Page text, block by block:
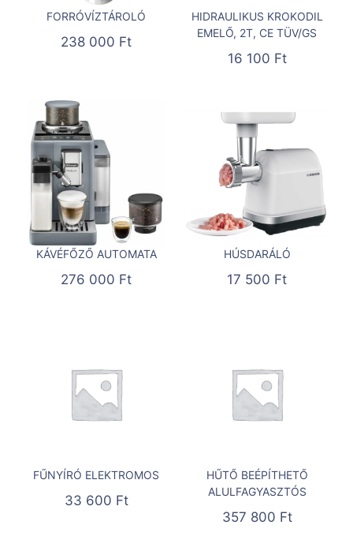
FORRÓVÍZTÁROLÓ
238 000 Ft
HIDRAULIKUS KROKODIL
EMELŐ, 2T, CE TÜV/GS
16 100 Ft
KÁVÉFŐZŐ AUTOMATA
276 000 Ft
HÚSDARÁLÓ
17 500 Ft
FŰNYÍRÓ ELEKTROMOS
33 600 Ft
HŰTŐ BEÉPÍTHETŐ
ALULFAGYASZTÓS
357 800 Ft